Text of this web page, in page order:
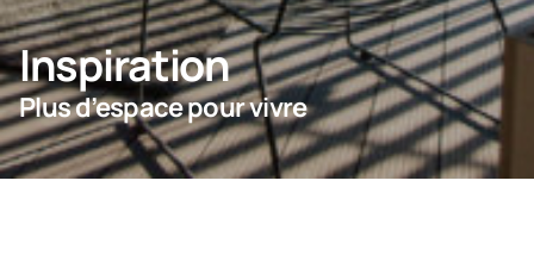
Entreprise
Inspiration
Plus d’espace pour vivre